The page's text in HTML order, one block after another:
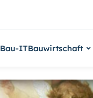
Bau-ITBauwirtschaft